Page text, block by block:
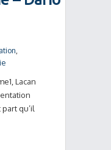
Lacan
qu’il